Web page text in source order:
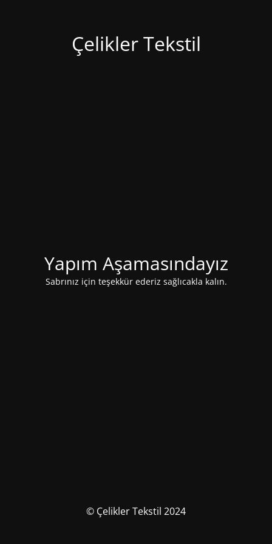
Çelikler Tekstil
Yapım Aşamasındayız
Sabrınız için teşekkür ederiz sağlıcakla kalın.
© Çelikler Tekstil 2024